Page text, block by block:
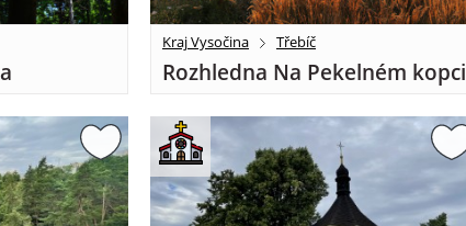
Kraj Vysočina Třebíč
Rozhledna Na Pekelném kopci